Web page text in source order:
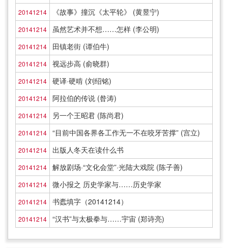
20141214 《故事》撞沉《太平轮》 (黄昱宁)
20141214 虽然艺术并不想……怎样 (李公明)
20141214 田镇老街 (谭伯牛)
20141214 视远步高 (俞晓群)
20141214 硬译·硬啃 (刘绍铭)
20141214 阿拉伯的传说 (昝涛)
20141214 另一个王昭君 (陈尚君)
20141214 “目前中国各界各工作无一不在咬牙苦撑” (宫立)
20141214 出版人冬天在读什么书
20141214 解放剧场·“文化会堂”·光陆大戏院 (陈子善)
20141214 微小报之 历史学家与……历史学家
20141214 书蠹填字（20141214）
20141214 “汉书”与太极拳与……宇宙 (郑诗亮)